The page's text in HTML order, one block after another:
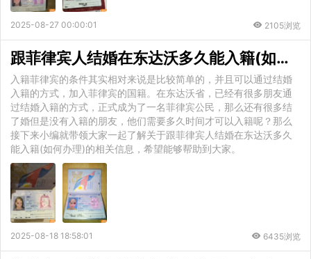
2025-08-27 00:00:01 2105浏览
跟菲律宾人结婚在东达沃多久能入籍(如何办理)
入籍菲律宾的条件其实相对来说是比较简单的，并且可以通过结婚
入籍的方式，加入菲律宾的国籍。在东达沃省，已经有很多朋友通
过结婚入籍的方式，正式成为了一名菲律宾公民，那么还有很多结
了婚但是没有入籍的朋友，他们需要多久时间才可以入籍呢？那么
接下来小编就带领大家一起了解关于跟菲律宾人结婚在东达沃多久
能入籍(如何办理)的相关信息，希望能够帮助到大家。
2025-08-18 18:58:01 6435浏览